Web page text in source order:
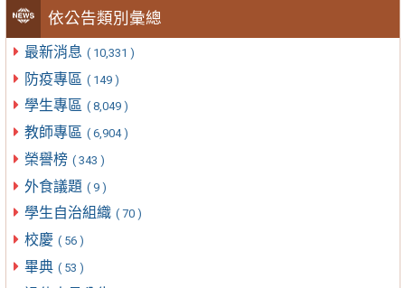
依公告類別彙總
最新消息 ( 10,331 )
防疫專區 ( 149 )
學生專區 ( 8,049 )
教師專區 ( 6,904 )
榮譽榜 ( 343 )
外食議題 ( 9 )
學生自治組織 ( 70 )
校慶 ( 56 )
畢典 ( 53 )